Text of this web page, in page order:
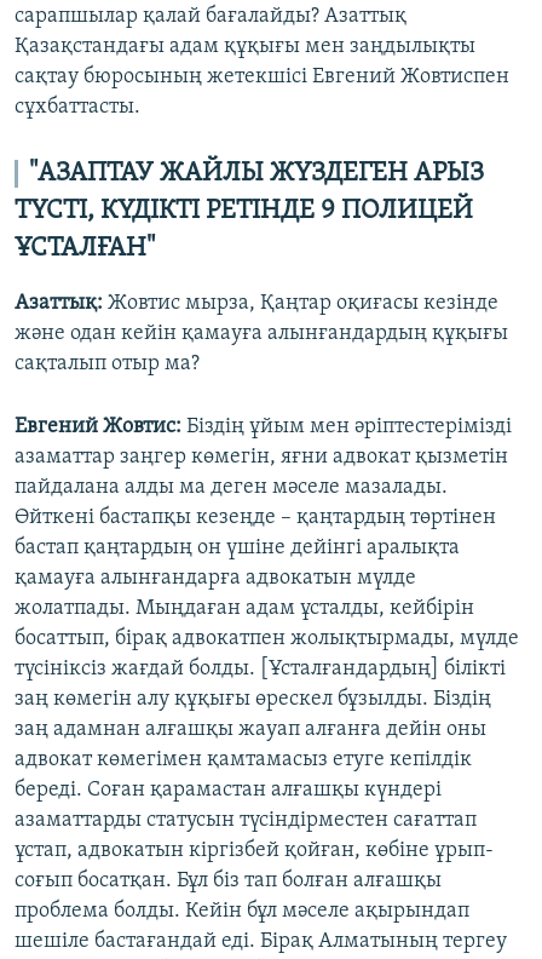
сарапшылар қалай бағалайды? Азаттық
Қазақстандағы адам құқығы мен заңдылықты
сақтау бюросының жетекшісі Евгений Жовтиспен
сұхбаттасты.
"АЗАПТАУ ЖАЙЛЫ ЖҮЗДЕГЕН АРЫЗ
ТҮСТІ, КҮДІКТІ РЕТІНДЕ 9 ПОЛИЦЕЙ
ҰСТАЛҒАН"
Азаттық: Жовтис мырза, Қаңтар оқиғасы кезінде
және одан кейін қамауға алынғандардың құқығы
сақталып отыр ма?
Евгений Жовтис: Біздің ұйым мен әріптестерімізді
азаматтар заңгер көмегін, яғни адвокат қызметін
пайдалана алды ма деген мәселе мазалады.
Өйткені бастапқы кезеңде – қаңтардың төртінен
бастап қаңтардың он үшіне дейінгі аралықта
қамауға алынғандарға адвокатын мүлде
жолатпады. Мыңдаған адам ұсталды, кейбірін
босаттып, бірақ адвокатпен жолықтырмады, мүлде
түсініксіз жағдай болды. [Ұсталғандардың] білікті
заң көмегін алу құқығы өрескел бұзылды. Біздің
заң адамнан алғашқы жауап алғанға дейін оны
адвокат көмегімен қамтамасыз етуге кепілдік
береді. Соған қарамастан алғашқы күндері
азаматтарды статусын түсіндірместен сағаттап
ұстап, адвокатын кіргізбей қойған, көбіне ұрып-
соғып босатқан. Бұл біз тап болған алғашқы
проблема болды. Кейін бұл мәселе ақырындап
шешіле бастағандай еді. Бірақ Алматының тергеу